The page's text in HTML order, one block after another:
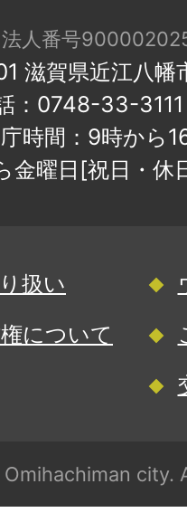
法人番号
滋賀県近江八幡
：0748-33-
時間：9時から
金曜日[祝日・
扱い
について
city.